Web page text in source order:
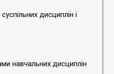
дисциплін і
навчальних дисциплін